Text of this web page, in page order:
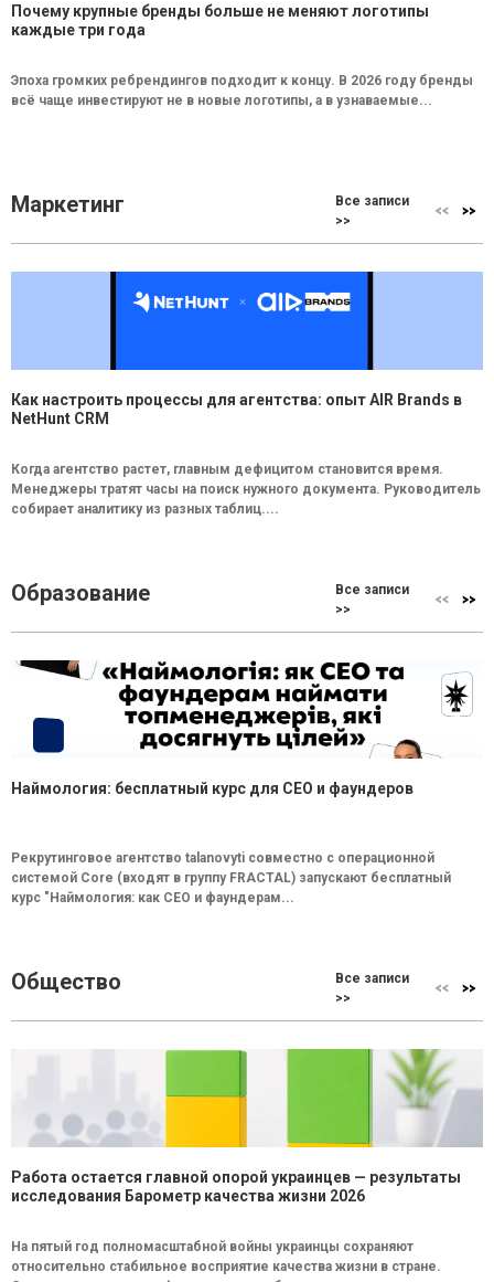
Почему крупные бренды больше не меняют логотипы
каждые три года
Эпоха громких ребрендингов подходит к концу. В 2026 году бренды
всё чаще инвестируют не в новые логотипы, а в узнаваемые...
Маркетинг
Все записи
>>
Как настроить процессы для агентства: опыт AIR Brands в
NetHunt CRM
Когда агентство растет, главным дефицитом становится время.
Менеджеры тратят часы на поиск нужного документа. Руководитель
собирает аналитику из разных таблиц....
Образование
Все записи
>>
Наймология: бесплатный курс для CEO и фаундеров
Рекрутинговое агентство talanovyti совместно с операционной
системой Core (входят в группу FRACTAL) запускают бесплатный
курс "Наймология: как СEO и фаундерам...
Общество
Все записи
>>
Работа остается главной опорой украинцев — результаты
исследования Барометр качества жизни 2026
На пятый год полномасштабной войны украинцы сохраняют
относительно стабильное восприятие качества жизни в стране.